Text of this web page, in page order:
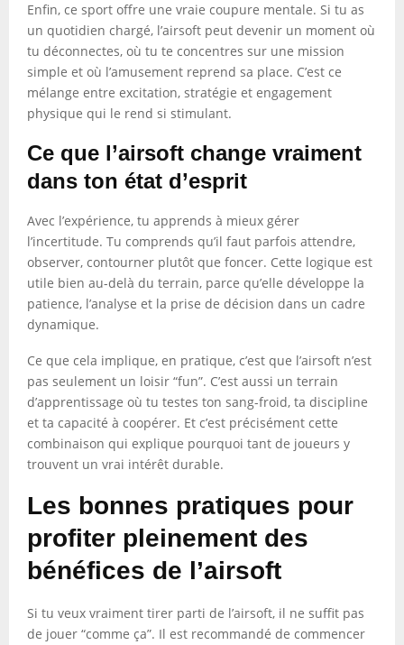
Enfin, ce sport offre une vraie coupure mentale. Si tu as
un quotidien chargé, l’airsoft peut devenir un moment où
tu déconnectes, où tu te concentres sur une mission
simple et où l’amusement reprend sa place. C’est ce
mélange entre excitation, stratégie et engagement
physique qui le rend si stimulant.
Ce que l’airsoft change vraiment
dans ton état d’esprit
Avec l’expérience, tu apprends à mieux gérer
l’incertitude. Tu comprends qu’il faut parfois attendre,
observer, contourner plutôt que foncer. Cette logique est
utile bien au-delà du terrain, parce qu’elle développe la
patience, l’analyse et la prise de décision dans un cadre
dynamique.
Ce que cela implique, en pratique, c’est que l’airsoft n’est
pas seulement un loisir “fun”. C’est aussi un terrain
d’apprentissage où tu testes ton sang-froid, ta discipline
et ta capacité à coopérer. Et c’est précisément cette
combinaison qui explique pourquoi tant de joueurs y
trouvent un vrai intérêt durable.
Les bonnes pratiques pour
profiter pleinement des
bénéfices de l’airsoft
Si tu veux vraiment tirer parti de l’airsoft, il ne suffit pas
de jouer “comme ça”. Il est recommandé de commencer